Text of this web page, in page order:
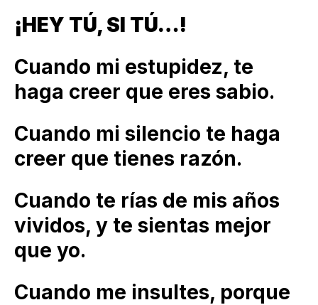
¡HEY TÚ, SI TÚ…!
Cuando mi estupidez, te
haga creer que eres sabio.
Cuando mi silencio te haga
creer que tienes razón.
Cuando te rías de mis años
vividos, y te sientas mejor
que yo.
Cuando me insultes, porque